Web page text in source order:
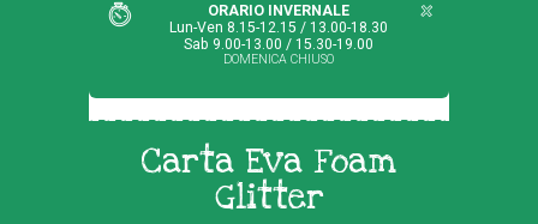
ORARIO INVERNALE
Lun-Ven 8.15-12.15 / 13.00-18.30
Sab 9.00-13.00 / 15.30-19.00
DOMENICA CHIUSO
Carta Eva Foam
Glitter